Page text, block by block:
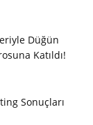
Düğün
Katıldı!
Sonuçları